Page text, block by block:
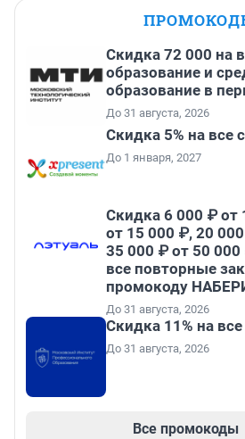
Скидка 72 000 на
образование и
образование в
До 31 августа, 2026
Скидка 5% на все
До 1 января, 2027
Скидка 6 000 ₽ от
от 15 000 ₽, 20
35 000 ₽ от 50
все повторные
промокоду
До 31 августа, 2026
Скидка 11% на
До 31 августа, 2026
Все промокоды